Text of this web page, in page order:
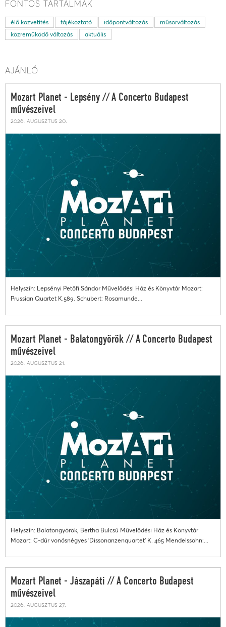
FONTOS TARTALMAK
élő közvetítés tájékoztató időpontváltozás
műsorváltozás
közreműködő változás
aktuális
AJÁNLÓ
Mozart Planet - Lepsény // A Concerto Budapest
művészeivel
2026. augusztus 20.
Helyszín: Lepsényi Petőfi Sándor Művelődési Ház és Könyvtár Mozart:
Prussian Quartet K.589. Schubert: Rosamunde...
Mozart Planet - Balatongyörök // A Concerto Budapest
művészeivel
2026. augusztus 21.
Helyszín: Balatongyörök, Bertha Bulcsú Művelődési Ház és Könyvtár
Mozart: C-dúr vonósnégyes 'Dissonanzenquartet' K. 465 Mendelssohn:...
Mozart Planet - Jászapáti // A Concerto Budapest
művészeivel
2026. augusztus 27.